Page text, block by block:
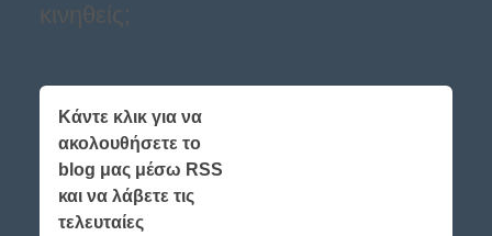
κινηθείς;
Κάντε κλικ για να
ακολουθήσετε το
blog μας μέσω RSS
και να λάβετε τις
τελευταίες